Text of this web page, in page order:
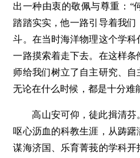
出一种由衷的敬佩与尊重：“
踏踏实实，他一路引导着我
斗。在当时海洋物理这个学
一路摸索着走下去。在这样
师给我们树立了自主研究、
无论在什么时候，都是十分难
高山安可仰，徒此揖清
呕心沥血的科教生涯，从踌躇
谋海济国、乐育菁莪的学科